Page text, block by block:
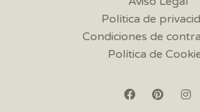
Política de
Condiciones de
Política de